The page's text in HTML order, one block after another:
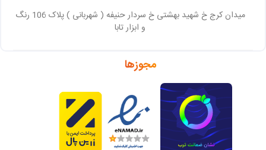
میدان کرج خ شهید بهشتی خ سردار حنیفه ( شهربانی ) پلاک 106 رنگ
و ابزار تابا
مجوزها